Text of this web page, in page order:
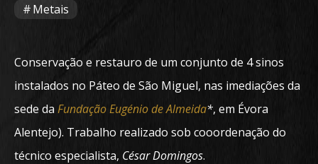
Metais
Conservação e restauro de um conjunto de 4 sinos
instalados no Páteo de São Miguel, nas imediações da
sede daFundação Eugénio de Almeida*, em Évora
Alentejo). Trabalho realizado sob cooordenação do
técnico especialista, César Domingos.